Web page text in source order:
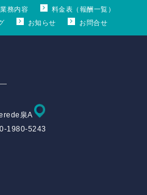
業務内容
料金表（報酬一覧）
お知らせ お問合せ
泉A
1980-5243